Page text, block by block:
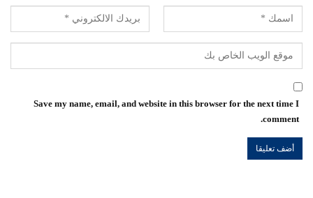
Save my name, email, and website in this browser for the next time I
comment.